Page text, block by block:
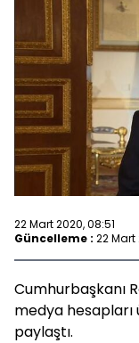
22 Mart 2020, 08:51
Güncelleme : 22 Mart
Cumhurbaşkanı
medya
paylaştı.